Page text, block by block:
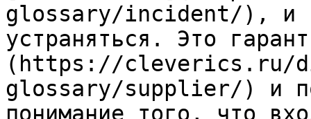
glossary/incident/), и
устраняться. Это
(https://cleverics.ru/
glossary/supplier/) и
понимание того, что